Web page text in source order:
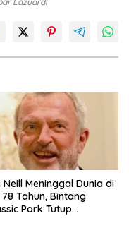
Neill Meninggal Dunia di
78 Tahun, Bintang
Park Tutup